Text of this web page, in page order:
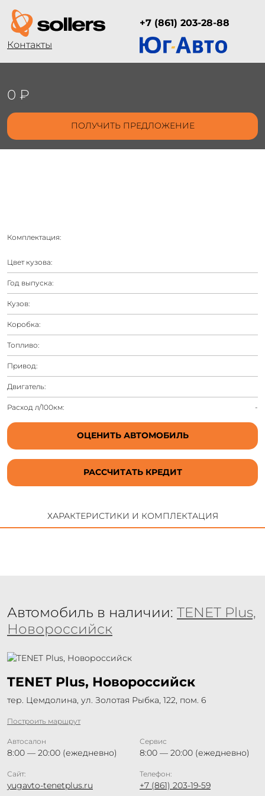
+7 (861) 203-28-88
Контакты
0 ₽
ПОЛУЧИТЬ ПРЕДЛОЖЕНИЕ
Комплектация:
Цвет кузова:
Год выпуска:
Кузов:
Коробка:
Топливо:
Привод:
Двигатель:
Расход л/100км: -
ОЦЕНИТЬ АВТОМОБИЛЬ
РАССЧИТАТЬ КРЕДИТ
ХАРАКТЕРИСТИКИ И КОМПЛЕКТАЦИЯ
Автомобиль в наличии: TENET Plus,
Новороссийск
TENET Plus, Новороссийск
тер. Цемдолина, ул. Золотая Рыбка, 122, пом. 6
Построить маршрут
Автосалон
8:00 — 20:00 (ежедневно)
Сервис
8:00 — 20:00 (ежедневно)
Сайт:
yugavto-tenetplus.ru
Телефон:
+7 (861) 203-19-59